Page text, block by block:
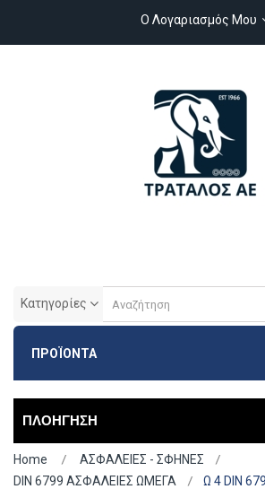
Ο Λογαριασμός Μου
Κατηγορίες
ΠΡΟΪΟΝΤΑ
ΠΛΟΗΓΗΣΗ
Home
ΑΣΦΑΛΕΙΕΣ - ΣΦΗΝΕΣ
DIN 6799 ΑΣΦΑΛΕΙΕΣ ΩΜΕΓΑ
Ω 4 DIN